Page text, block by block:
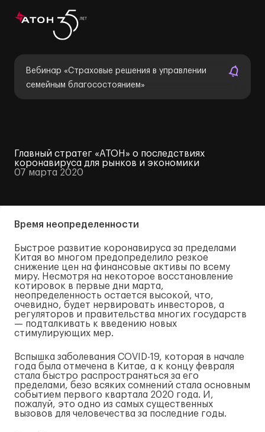
Вебинар «Страховые решения в управлении
семейным благосостоянием»
Главный стратег «АТОН» о последствиях
коронавируса для рынков и экономики
07 марта 2020
Время неопределенности
Быстрое развитие коронавируса за пределами
Китая во многом предопределило резкое
снижение цен на финансовые активы по всему
миру. Несмотря на некоторое восстановление
котировок в первые дни марта,
неопределенность остается высокой, что,
очевидно, будет нервировать инвесторов, а
регуляторов и правительства многих государств
— подталкивать к введению новых
стимулирующих мер.
Вспышка заболевания COVID-19, которая в начале
года была отмечена в Китае, а к концу февраля
стала быстро распространяться за его
пределами, безо всяких сомнений стала основным
событием первого квартала 2020 года. И,
пожалуй, это одно из самых существенных
вызовов для человечества за последние годы.